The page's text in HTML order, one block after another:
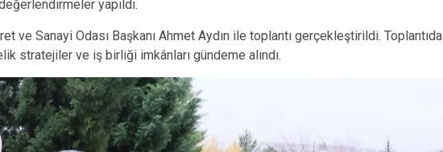
yapıldı.
ve Sanayi Odası Başkanı Ahmet Aydın ile toplantı gerçekleştirildi. Toplantıda
stratejiler ve iş birliği imkânları gündeme alındı.